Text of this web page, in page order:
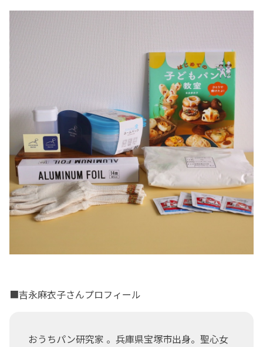
■吉永麻衣子さんプロフィール
おうちパン研究家 。兵庫県宝塚市出身。聖心女